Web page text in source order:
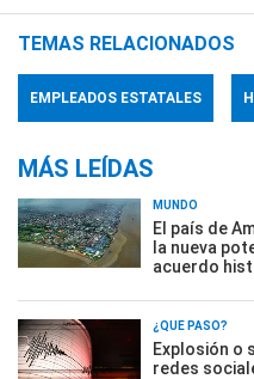
TEMAS RELACIONADOS
EMPLEADOS ESTATALES
MÁS LEÍDAS
MUNDO
El país de
la nueva
acuerdo
¿QUÉ PASÓ?
Explosión o
redes